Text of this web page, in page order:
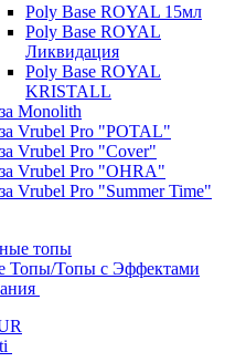
Poly Base ROYAL 15мл
Poly Base ROYAL
Ликвидация
Poly Base ROYAL
KRISTALL
Monolith
Vrubel Pro "POTAL"
Vrubel Pro "Сover"
Vrubel Pro "OHRA"
Vrubel Pro "Summer Time"
топы
Топы/Топы с Эффектами